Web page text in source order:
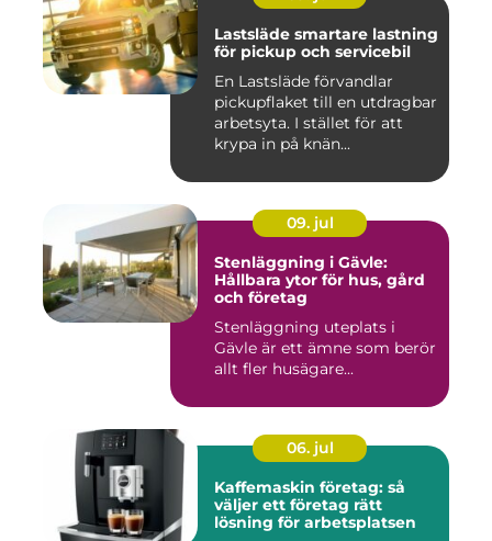
Lastsläde smartare lastning
för pickup och servicebil
En Lastsläde förvandlar
pickupflaket till en utdragbar
arbetsyta. I stället för att
krypa in på knän...
09. jul
Stenläggning i Gävle:
Hållbara ytor för hus, gård
och företag
Stenläggning uteplats i
Gävle är ett ämne som berör
allt fler husägare...
06. jul
Kaffemaskin företag: så
väljer ett företag rätt
lösning för arbetsplatsen